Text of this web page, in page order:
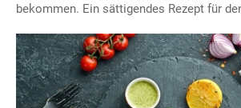
bekommen. Ein sättigendes Rezept für